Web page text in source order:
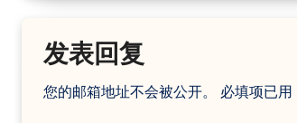
发表回复
您的邮箱地址不会被公开。 必填项已用